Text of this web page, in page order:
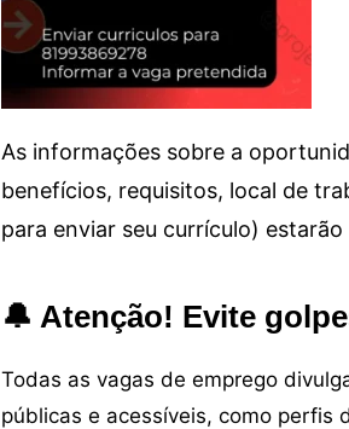
As informações sobre a
benefícios, requisitos, local de
para enviar seu currículo)
🔔 Atenção! Evite
Todas as vagas de emprego
públicas e acessíveis, como perfis